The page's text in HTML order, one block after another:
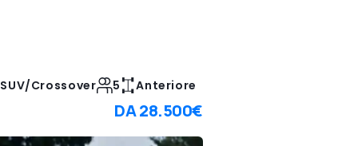
SUV/Crossover 5 Anteriore
DA28.500€